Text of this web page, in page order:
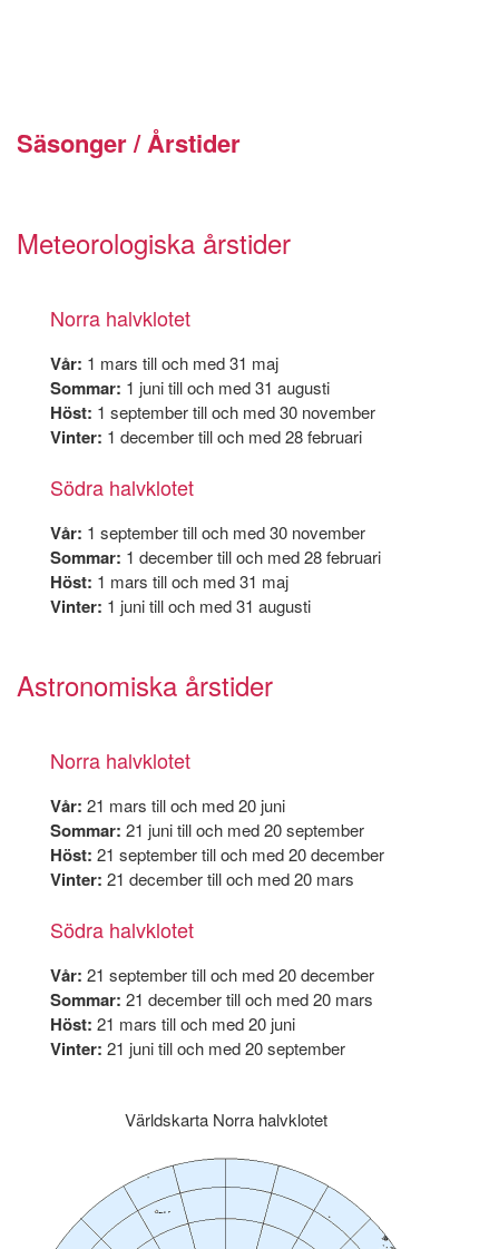
Säsonger / Årstider
Meteorologiska årstider
Norra halvklotet
Vår: 1 mars till och med 31 maj
Sommar: 1 juni till och med 31 augusti
Höst: 1 september till och med 30 november
Vinter: 1 december till och med 28 februari
Södra halvklotet
Vår: 1 september till och med 30 november
Sommar: 1 december till och med 28 februari
Höst: 1 mars till och med 31 maj
Vinter: 1 juni till och med 31 augusti
Astronomiska årstider
Norra halvklotet
Vår: 21 mars till och med 20 juni
Sommar: 21 juni till och med 20 september
Höst: 21 september till och med 20 december
Vinter: 21 december till och med 20 mars
Södra halvklotet
Vår: 21 september till och med 20 december
Sommar: 21 december till och med 20 mars
Höst: 21 mars till och med 20 juni
Vinter: 21 juni till och med 20 september
Världskarta Norra halvklotet